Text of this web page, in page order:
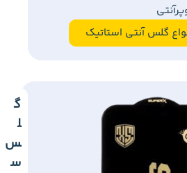
گلس آنتی استاتیک
گ
ل
س
س